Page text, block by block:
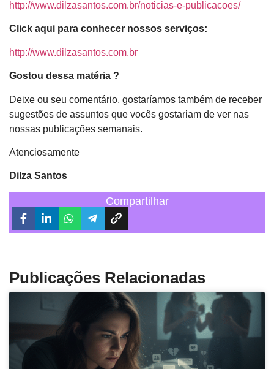
http://www.dilzasantos.com.br/noticias-e-publicacoes/
Click aqui para conhecer nossos serviços:
http://www.dilzasantos.com.br
Gostou dessa matéria ?
Deixe ou seu comentário, gostaríamos também de receber
sugestões de assuntos que vocês gostariam de ver nas
nossas publicações semanais.
Atenciosamente
Dilza Santos
Compartilhar
Publicações Relacionadas